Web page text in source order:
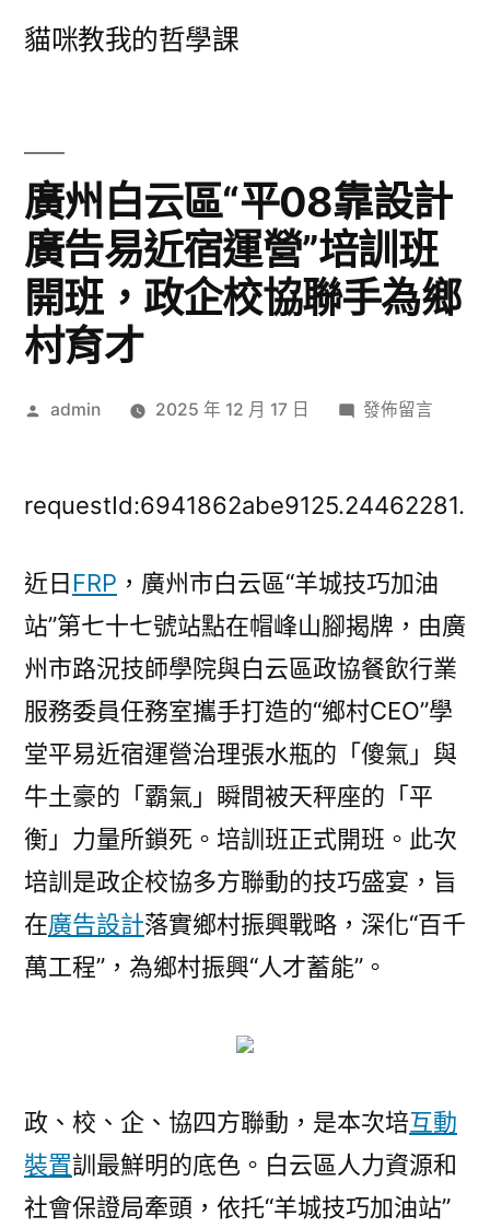
貓咪教我的哲學課
廣州白云區“平08靠設計
廣告易近宿運營”培訓班
開班，政企校協聯手為鄉
村育才
作
admin 2025 年 12 月 17 日
在
白
“平
08
靠
設
計
廣
易
近
宿
運
營”
培
政
校
協
發佈留言
requestId:6941862abe9125.24462281.
近日FRP ，廣州市白云區“羊城技巧加油
站”第七十七號站點在帽峰山腳揭牌，由廣
州市路況技師學院與白云區政協餐飲行業
服務委員任務室攜手打造的“鄉村CEO”學
堂平易近宿運營治理張水瓶的「傻氣」與
牛土豪的「霸氣」瞬間被天秤座的「平
衡」力量所鎖死。培訓班正式開班。此次
培訓是政企校協多方聯動的技巧盛宴，旨
在廣告設計落實鄉村振興戰略，深化“百千
萬工程”，為鄉村振興“人才蓄能”。
政、校、企、協四方聯動，是本次培互動
裝置訓最鮮明的底色。白云區人力資源和
社會保證局牽頭，依托“羊城技巧加油站”